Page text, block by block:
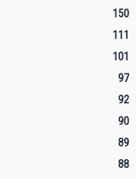
150
111
101
97
92
90
89
88